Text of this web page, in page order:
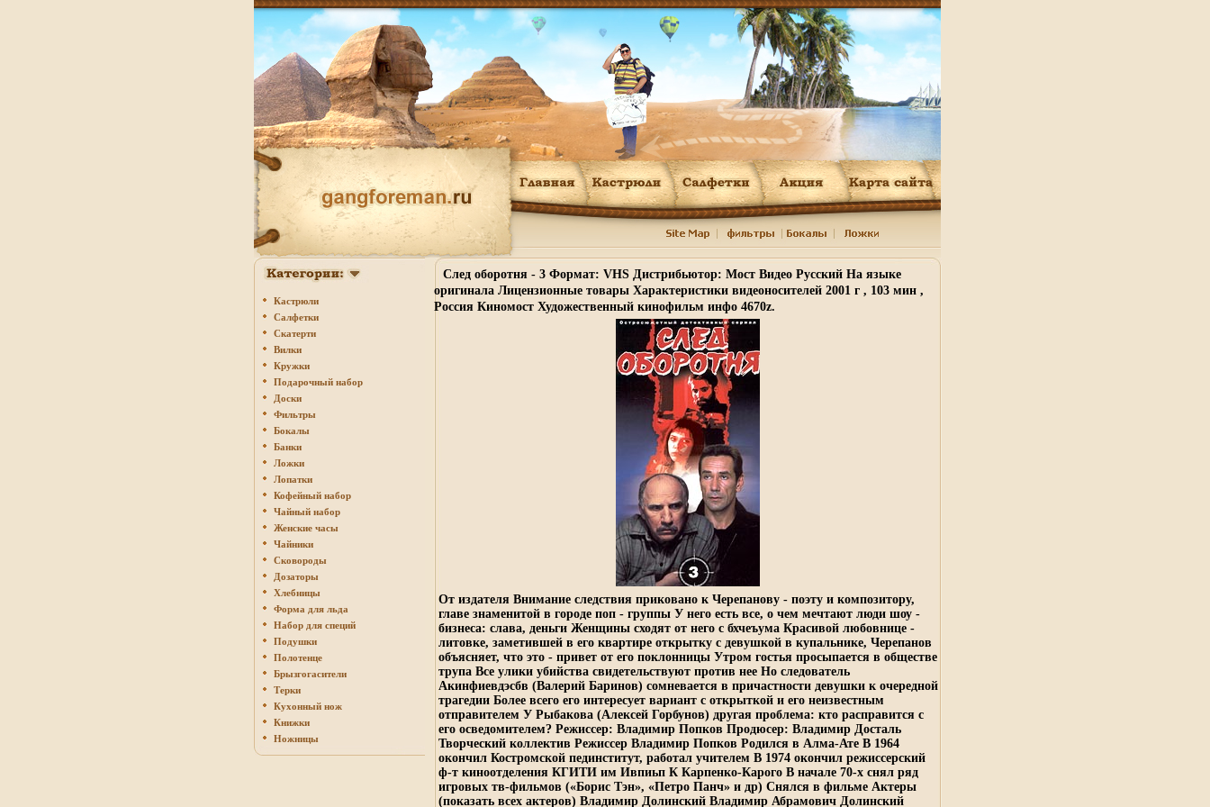
Кастрюли
Салфетки
Скатерти
Вилки
Кружки
Подарочный набор
Доски
Фильтры
Бокалы
Банки
Ложки
Лопатки
Кофейный набор
Чайный набор
Женские часы
Чайники
Сковороды
Дозаторы
Хлебницы
Форма для льда
Набор для специй
Подушки
Полотенце
Брызгогасители
Терки
Кухонный нож
Книжки
Ножницы
След оборотня - 3 Формат: VHS Дистрибьютор: Мост Видео Русский На языке
оригинала Лицензионные товары Характеристики видеоносителей 2001 г , 103 мин ,
Россия Киномост Художественный кинофильм инфо 4670z.
От издателя Внимание следствия приковано к Черепанову - поэту и композитору,
главе знаменитой в городе поп - группы У него есть все, о чем мечтают люди шоу -
бизнеса: слава, деньги Женщины сходят от него с бхчеъума Красивой любовнице -
литовке, заметившей в его квартире открытку с девушкой в купальнике, Черепанов
объясняет, что это - привет от его поклонницы Утром гостья просыпается в обществе
трупа Все улики убийства свидетельствуют против нее Но следователь
Акинфиевдэсбв (Валерий Баринов) сомневается в причастности девушки к очередной
трагедии Более всего его интересует вариант с открыткой и его неизвестным
отправителем У Рыбакова (Алексей Горбунов) другая проблема: кто расправится с
его осведомителем? Режиссер: Владимир Попков Продюсер: Владимир Досталь
Творческий коллектив Режиссер Владимир Попков Родился в Алма-Ате В 1964
окончил Костромской пединститут, работал учителем В 1974 окончил режиссерский
ф-т киноотделения КГИТИ им Ивпиьп К Карпенко-Карого В начале 70-х снял ряд
игровых тв-фильмов («Борис Тэн», «Петро Панч» и др) Снялся в фильме Актеры
(показать всех актеров) Владимир Долинский Владимир Абрамович Долинский